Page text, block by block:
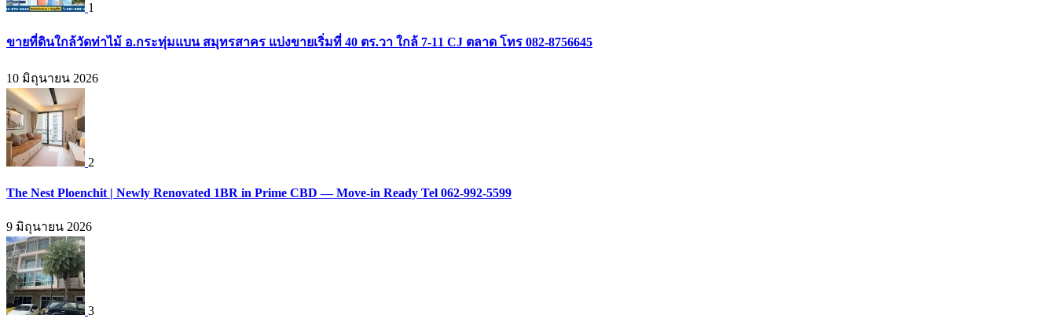
1
ขายที่ดินใกล้วัดท่าไม้ อ.กระทุ่มแบน สมุทรสาคร แบ่งขายเริ่มที่ 40 ตร.วา ใกล้ 7-11 CJ ตลาด โทร 082-8756645
10 มิถุนายน 2026
2
The Nest Ploenchit | Newly Renovated 1BR in Prime CBD — Move-in Ready Tel 062-992-5599
9 มิถุนายน 2026
3